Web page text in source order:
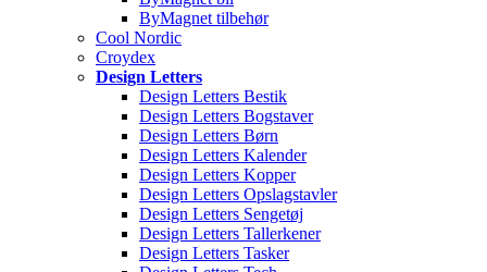
ByMagnet tilbehør
Cool Nordic
Croydex
Design Letters
Design Letters Bestik
Design Letters Bogstaver
Design Letters Børn
Design Letters Kalender
Design Letters Kopper
Design Letters Opslagstavler
Design Letters Sengetøj
Design Letters Tallerkener
Design Letters Tasker